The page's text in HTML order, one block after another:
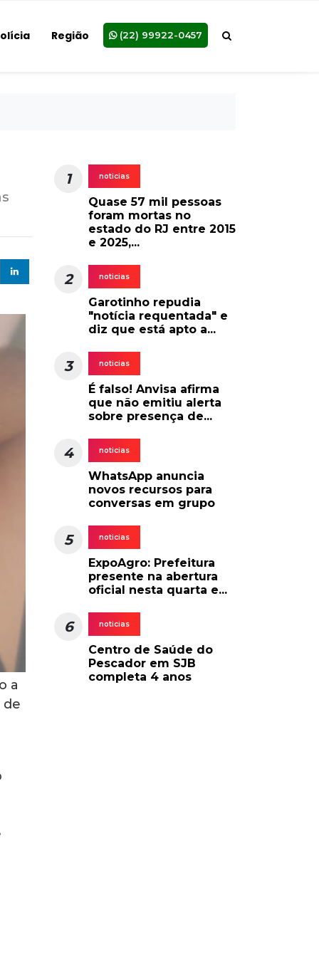
Região (22) 99922-0457
a
de
1 noticias
Quase 57 mil pessoas
foram mortas no
estado do RJ entre 2015
e 2025,...
2 noticias
Garotinho repudia
"notícia requentada" e
diz que está apto a...
3 noticias
É falso! Anvisa afirma
que não emitiu alerta
sobre presença de...
4 noticias
WhatsApp anuncia
novos recursos para
conversas em grupo
5 noticias
ExpoAgro: Prefeitura
presente na abertura
oficial nesta quarta e...
6 noticias
Centro de Saúde do
Pescador em SJB
completa 4 anos